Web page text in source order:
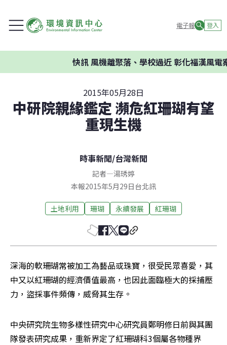
電子報 登入
快訊風機離聚落、學校過近 彰化福漢風電案
2015年05月28日
中研院親緣鑑定 瀕危紅珊瑚有望
重現生機
時事新聞/台灣新聞
記者—湯琇婷
本報2015年5月29日台北訊
土地利用 珊瑚 永續發展 紅珊瑚
深海的軟珊瑚常被加工為藝品或珠寶，很受民眾喜愛，其
中又以紅珊瑚的經濟價值最高，也因此面臨極大的採捕壓
力，盜採事件頻傳，威脅其生存。
中央研究院生物多樣性研究中心研究員鄭明修日前與其團
隊發表研究成果，重新界定了紅珊瑚科3個屬各物種界